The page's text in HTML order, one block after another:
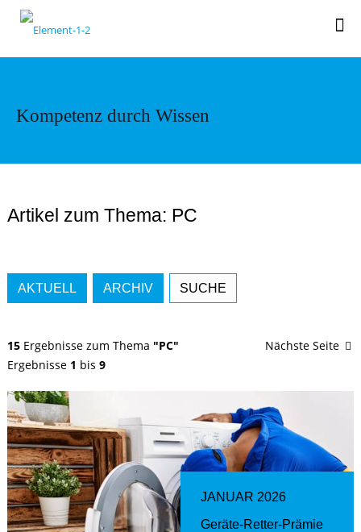
Kompetenz durch Wissen
Artikel zum Thema: PC
AKTUELL ARCHIV SUCHE
15 Ergebnisse zum Thema "PC"
Ergebnisse 1 bis9
Nächste Seite
JANUAR 2026
Geräte-Retter-Prämie